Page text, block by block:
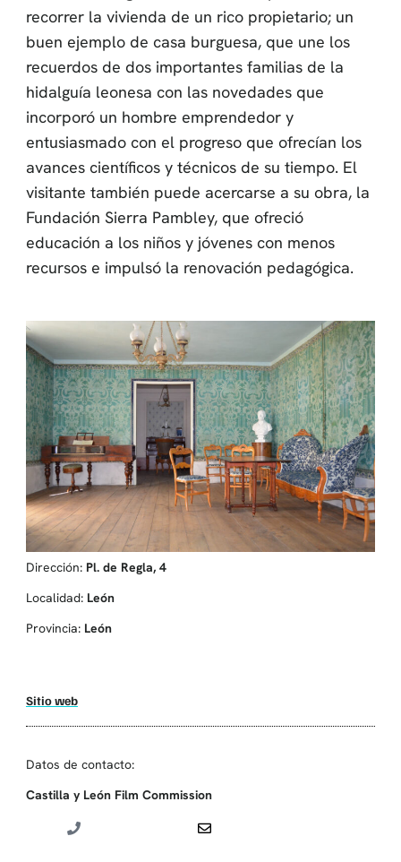
recorrer la vivienda de un rico propietario; un
buen ejemplo de casa burguesa, que une los
recuerdos de dos importantes familias de la
hidalguía leonesa con las novedades que
incorporó un hombre emprendedor y
entusiasmado con el progreso que ofrecían los
avances científicos y técnicos de su tiempo. El
visitante también puede acercarse a su obra, la
Fundación Sierra Pambley, que ofreció
educación a los niños y jóvenes con menos
recursos e impulsó la renovación pedagógica.
Dirección: Pl. de Regla, 4
Localidad: León
Provincia: León
Sitio web
Datos de contacto:
Castilla y León Film Commission